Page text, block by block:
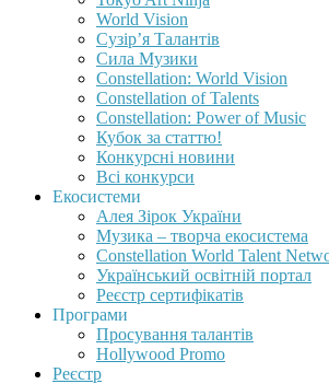
World Vision
Сузір’я Талантів
Сила Музики
Constellation: World Vision
Constellation of Talents
Constellation: Power of Music
Кубок за статтю!
Конкурсні новини
Всі конкурси
Екосистеми
Алея Зірок України
Музика – творча екосистема
Constellation World Talent
Український освітній портал
Реєстр сертифікатів
Програми
Просування талантів
Hollywood Promo
Реєстр